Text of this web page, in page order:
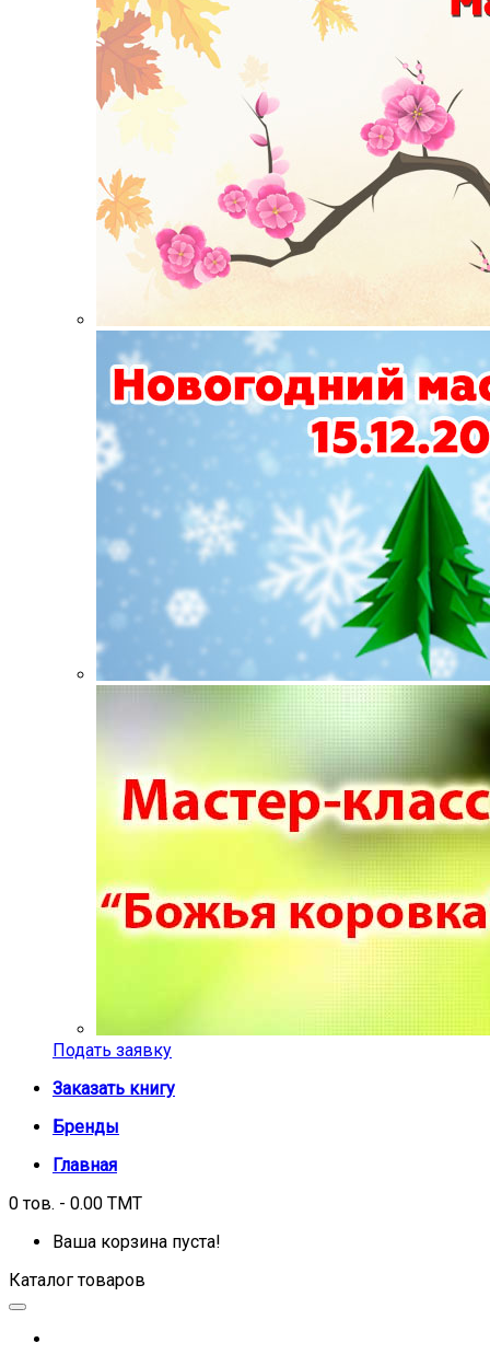
Подать заявку
Заказать книгу
Бренды
Главная
0 тов. - 0.00 TMT
Ваша корзина пуста!
Каталог товаров